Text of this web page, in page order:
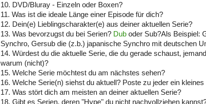
10. DVD/Bluray - Einzeln oder Boxen?
11. Was ist die ideale Länge einer Episode für dich?
12. Dein(e) Lieblingscharakter(e) aus deiner aktuellen Serie?
13. Was bevorzugst du bei Serien? Dub oder Sub?Als Beispiel:
Synchro, Gersub die (z.b.) japanische Synchro mit deutschen
14. Würdest du die aktuelle Serie, die du gerade schaust,
warum (nicht)?
15. Welche Serie möchtest du am nächstes sehen?
16. Welche Serie(n) siehst du aktuell? Poste zu jeder ein kleines
17. Was stört dich am meisten an deiner aktuellen Serie?
18. Gibt es Serien, deren "Hype" du nicht nachvollziehen